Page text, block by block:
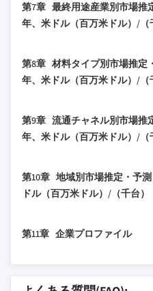
1.7 調査の前提条件と
2.3.2 市場プレー
2.4 将来展望と戦略的
3.3 成長ポテンシャル分
3.4 将来の市場トレン
3.5.1 現在の技術
3.5.2 新興技術
3.6.1 地域別
3.7.1 規格とコン
3.8 ポーターの分析
3.9 PESTEL分析
4.4 主要市場プレーヤ
4.6.1 合併と買収
4.6.4 拡大計画
6.2 袋・パウチ
6.3 カップ・トレイ
6.5 Sachets（小袋）
第7章 最終用途産業別市場推
年、米ドル（百万米ドル）/（
7.2 食品・飲料
7.3 医薬品
7.5 化学品
第8章 材料タイプ別市場推定
年、米ドル（百万米ドル）/（
8.2 プラスチック
8.3 紙
8.5 多層フィルム
第9章 流通チャネル別市場推
年、米ドル（百万米ドル）/（
9.2 直接
9.3 間接
第10章 地域別市場推定・予測
ドル（百万米ドル）/（千台）
10.2 北米
10.2.2 カナダ
第11章 企業プロファイル
11.1 Amcor PLC